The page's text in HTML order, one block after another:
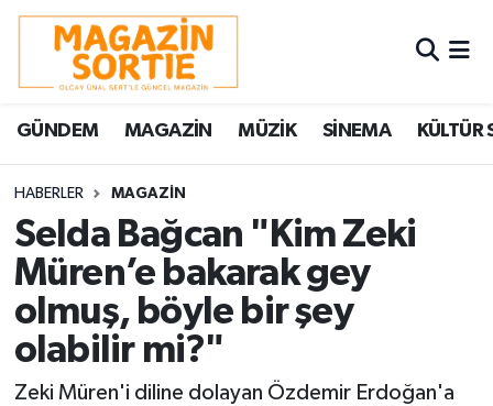
GÜNDEM MAGAZİN MÜZİK SİNEMA KÜLTÜR
HABERLER MAGAZİN
Selda Bağcan "Kim Zeki
Müren’e bakarak gey
olmuş, böyle bir şey
olabilir mi?"
Zeki Müren'i diline dolayan Özdemir Erdoğan'a
Nöbetçi Eczaneler
Hava Durumu
Trafik Durumu
Süper Lig Puan Durumu ve Fikstür
Tüm Manşetler
Son Dakika Haberleri